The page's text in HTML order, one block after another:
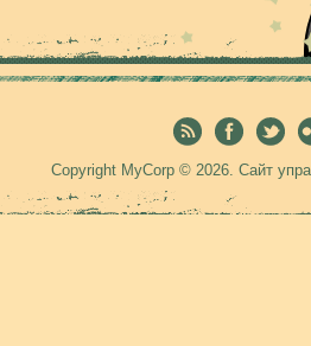
Copyright MyCorp © 2026. Сайт